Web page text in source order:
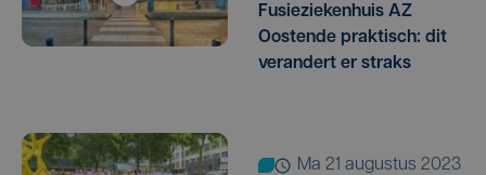
Fusieziekenhuis AZ
Oostende praktisch: dit
verandert er straks
ma 21 augustus 2023